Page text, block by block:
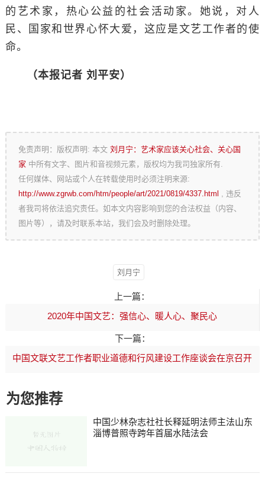
的艺术家，热心公益的社会活动家。她说，对人
民、国家和世界心怀大爱，这应是文艺工作者的使
命。
（本报记者 刘平安）
免责声明：版权声明: 本文刘月宁：艺术家应该关心社会、关心国
家 中所有文字、图片和音视频元素，版权均为我司独家所有.
任何媒体、网站或个人在转载使用时必须注明来源:
http://www.zgrwb.com/htm/people/art/2021/0819/4337.html , 违反
者我司将依法追究责任。如本文内容影响到您的合法权益（内容、
图片等），请及时联系本站，我们会及时删除处理。
刘月宁
上一篇：
2020年中国文艺：强信心、暖人心、聚民心
下一篇：
中国文联文艺工作者职业道德和行风建设工作座谈会在京召开
为您推荐
中国少林杂志社社长释延明法师主法山东
淄博普照寺跨年首届水陆法会